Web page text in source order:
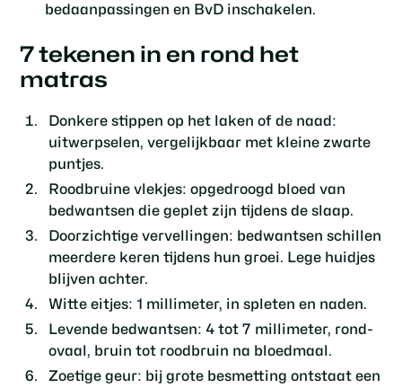
bedaanpassingen en BvD inschakelen.
7 tekenen in en rond het
matras
Donkere stippen op het laken of de naad:
uitwerpselen, vergelijkbaar met kleine zwarte
puntjes.
Roodbruine vlekjes: opgedroogd bloed van
bedwantsen die geplet zijn tijdens de slaap.
Doorzichtige vervellingen: bedwantsen schillen
meerdere keren tijdens hun groei. Lege huidjes
blijven achter.
Witte eitjes: 1 millimeter, in spleten en naden.
Levende bedwantsen: 4 tot 7 millimeter, rond-
ovaal, bruin tot roodbruin na bloedmaal.
Zoetige geur: bij grote besmetting ontstaat een